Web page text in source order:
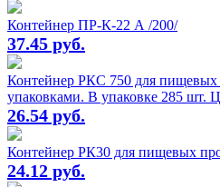
Контейнер ПР-К-22 А /200/
37.45 руб.
Контейнер РКС 750 для пищевых
упаковками. В упаковке 285 шт.
26.54 руб.
Контейнер РК30 для пищевых
24.12 руб.